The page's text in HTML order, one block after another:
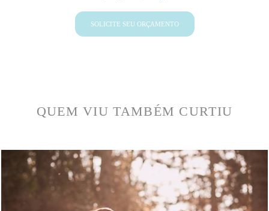
SOLICITE SEU ORÇAMENTO
QUEM VIU TAMBÉM CURTIU